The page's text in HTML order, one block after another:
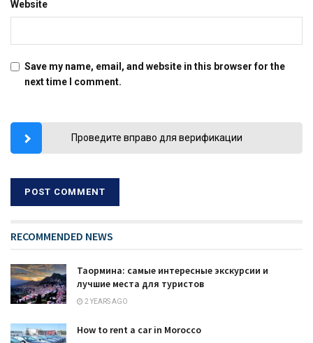
Website
Save my name, email, and website in this browser for the
next time I comment.
Проведите вправо для верификации
RECOMMENDED NEWS
Таормина: самые интересные экскурсии и
лучшие места для туристов
2 YEARS AGO
How to rent a car in Morocco